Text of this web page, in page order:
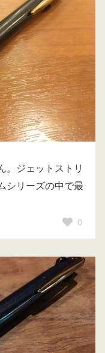
。ジェットストリ
シリーズの中で最
0